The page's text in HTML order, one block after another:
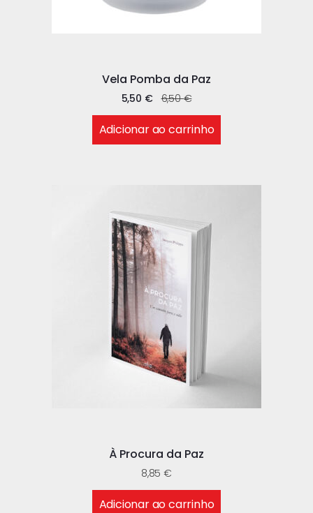
Vela Pomba da Paz
6,50€
5,50 €
Adicionar ao carrinho
À Procura da Paz
8,85€
Adicionar ao carrinho